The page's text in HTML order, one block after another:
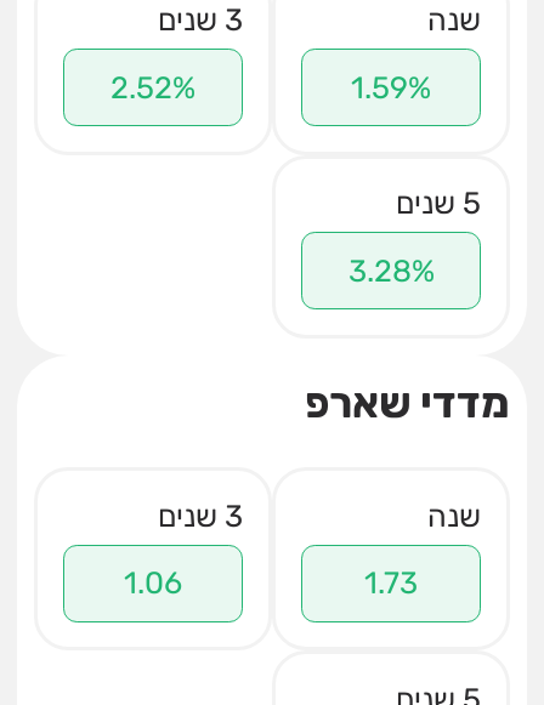
שנה
1.59%
3 שנים
2.52%
5 שנים
3.28%
מדדי שארפ
שנה
1.73
3 שנים
1.06